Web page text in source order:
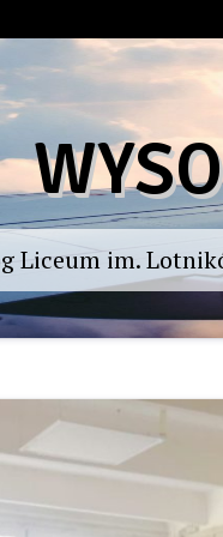
Liceum im.